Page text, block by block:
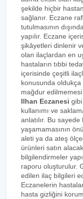
şekilde hiçbir
sağlanır. Eczane
tutulmasının
yapılır. Eczane
şikâyetleri dinlenir
olan ilaçlardan en
hastaların tıbbi
içerisinde çeşitli
konusunda oldukça
mağdur edilmemesi
Ilhan Eczanesi
kullanımı ve
anlatılır. Bu
yaşamamasının
aleti ya da ateş
ürünleri satın
bilgilendirmeler
raporu oluşturulur.
edilen ilaç bilgileri
Eczanelerin
hasta gizliğini